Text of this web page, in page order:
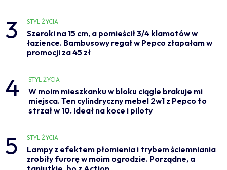
3 STYL ŻYCIA
Szeroki na 15 cm, a pomieścił 3/4 klamotów w
łazience. Bambusowy regał w Pepco złapałam w
promocji za 45 zł
4 STYL ŻYCIA
W moim mieszkanku w bloku ciągle brakuje mi
miejsca. Ten cylindryczny mebel 2w1 z Pepco to
strzał w 10. Ideał na koce i piloty
5 STYL ŻYCIA
Lampy z efektem płomienia i trybem ściemniania
zrobiły furorę w moim ogrodzie. Porządne, a